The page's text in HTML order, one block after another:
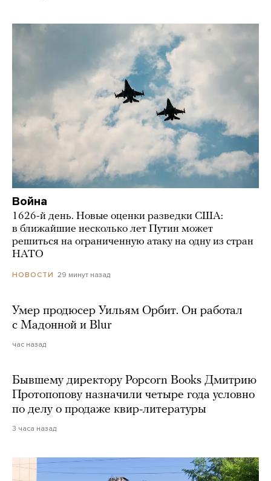
Война
1626-й день. Новые оценки разведки США:
в ближайшие несколько лет Путин может
решиться на ограниченную атаку на одну из стран
НАТО
НОВОСТИ 29 минут назад
Умер продюсер Уильям Орбит. Он работал
с Мадонной и Blur
час назад
Бывшему директору Popcorn Books Дмитрию
Протопопову назначили четыре года условно
по делу о продаже квир-литературы
3 часа назад